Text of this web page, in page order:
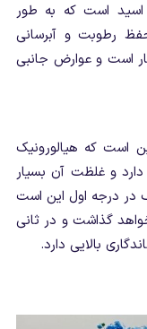
اسید است که به طور
رطوبت و آبرسانی
است و عوارض جانبی
است که هیالورونیک
و غلظت آن بسیار
در درجه اول این است
گذاشت و در ثانی
بالایی دارد.